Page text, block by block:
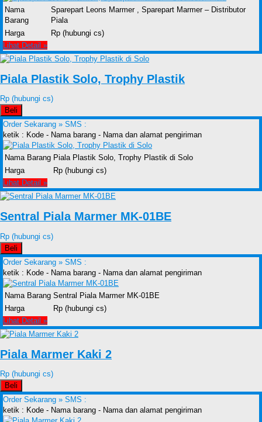
Nama
Barang
Sparepart Leons Marmer , Sparepart Marmer – Distributor
Piala
Harga
Rp (hubungi cs)
Lihat Detail »
Piala Plastik Solo, Trophy Plastik
Rp (hubungi cs)
Beli
Order Sekarang » SMS :
ketik : Kode - Nama barang - Nama dan alamat pengiriman
Nama Barang Piala Plastik Solo, Trophy Plastik di Solo
Harga
Rp (hubungi cs)
Lihat Detail »
Sentral Piala Marmer MK-01BE
Rp (hubungi cs)
Beli
Order Sekarang » SMS :
ketik : Kode - Nama barang - Nama dan alamat pengiriman
Nama Barang Sentral Piala Marmer MK-01BE
Harga
Rp (hubungi cs)
Lihat Detail »
Piala Marmer Kaki 2
Rp (hubungi cs)
Beli
Order Sekarang » SMS :
ketik : Kode - Nama barang - Nama dan alamat pengiriman